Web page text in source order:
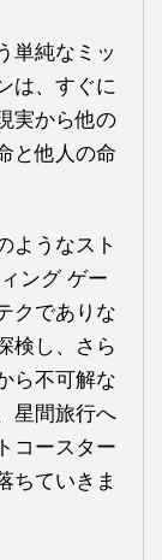
単純なミッ
は、すぐに
実から他の
と他人の命
ようなスト
ング ゲー
クでありな
検し、さら
ら不可解な
星間旅行へ
コースター
ちていきま